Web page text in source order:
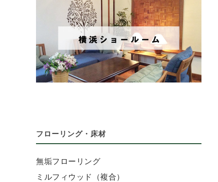
フローリング・床材
無垢フローリング
ミルフィウッド（複合）